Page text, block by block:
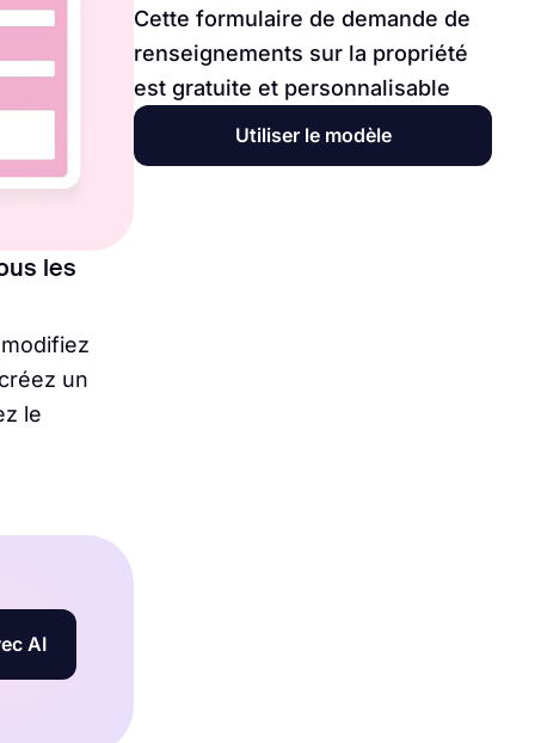
les
un
le
AI
Cette formulaire de demande de
renseignements sur la propriété
est gratuite et personnalisable
Utiliser le modèle